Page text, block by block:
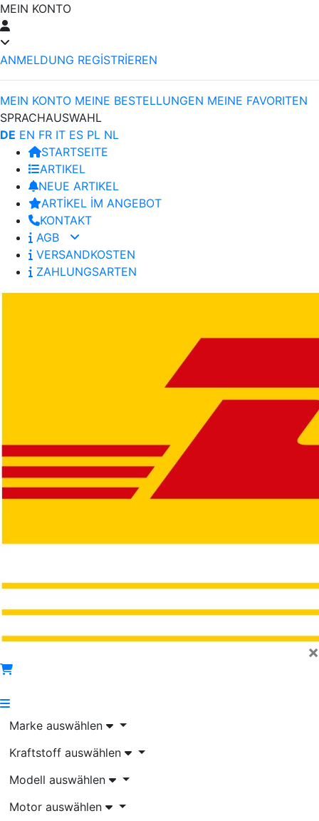
MEIN KONTO
ANMELDUNG REGİSTRİEREN
MEIN KONTO MEINE BESTELLUNGEN MEINE FAVORITEN
SPRACHAUSWAHL
DE EN FR IT ES PL NL
STARTSEITE
ARTIKEL
NEUE ARTIKEL
ARTİKEL İM ANGEBOT
KONTAKT
AGB
VERSANDKOSTEN
ZAHLUNGSARTEN
×
Marke auswählen
Kraftstoff auswählen
Modell auswählen
Motor auswählen